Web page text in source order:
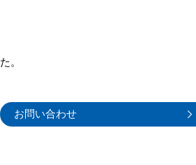
。
お問い合わせ